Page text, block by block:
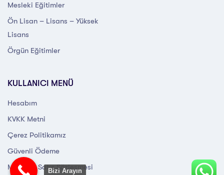
Mesleki Eğitimler
Ön Lisan – Lisans – Yüksek
Lisans
Örgün Eğitimler
KULLANICI MENÜ
Hesabım
KVKK Metni
Çerez Politikamız
Güvenli Ödeme
Mesafeli Satış Sözleşmesi
Bizi Arayın